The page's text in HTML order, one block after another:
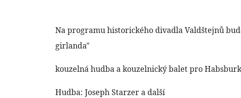
Na programu historického divadla Valdštejnů
girlanda"
kouzelná hudba a kouzelnický balet pro
Hudba: Joseph Starzer a další